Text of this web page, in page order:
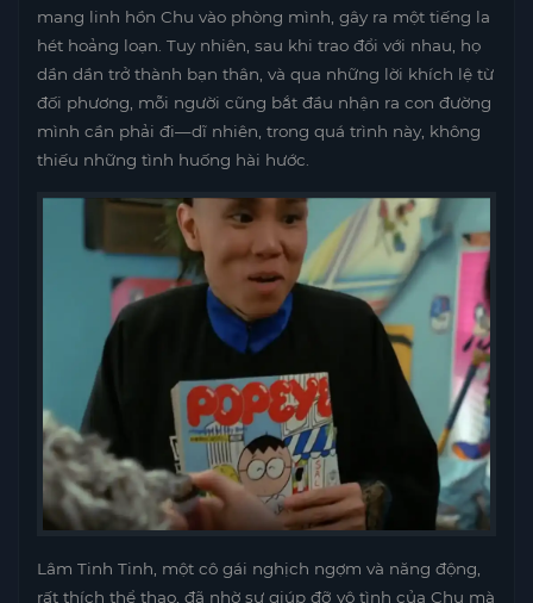
mang linh hồn Chu vào phòng mình, gây ra một tiếng la
hét hoảng loạn. Tuy nhiên, sau khi trao đổi với nhau, họ
dần dần trở thành bạn thân, và qua những lời khích lệ từ
đối phương, mỗi người cũng bắt đầu nhận ra con đường
mình cần phải đi—dĩ nhiên, trong quá trình này, không
thiếu những tình huống hài hước.
Lâm Tinh Tinh, một cô gái nghịch ngợm và năng động,
rất thích thể thao, đã nhờ sự giúp đỡ vô tình của Chu mà